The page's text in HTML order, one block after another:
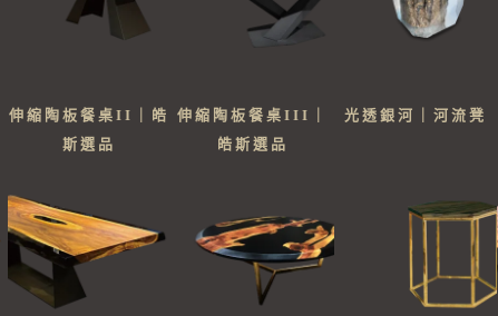
伸縮陶板餐桌II｜皓
斯選品
伸縮陶板餐桌III｜
皓斯選品
光透銀河｜河流凳